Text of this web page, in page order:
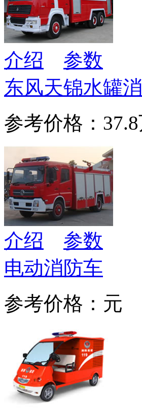
介绍
参数
东风天锦水罐
参考价格：
介绍
参数
电动消防车
参考价格：元